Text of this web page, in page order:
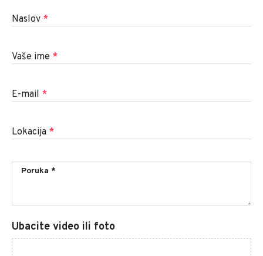
Naslov *
Vaše ime *
E-mail *
Lokacija *
Ubacite video ili foto